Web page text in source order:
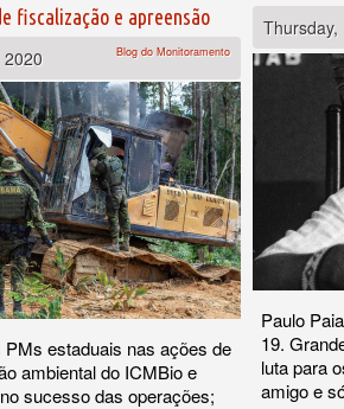
fiscalização e apreensão
2020
Blog do Monitoramento
estaduais nas ações de
ambiental do ICMBio e
sucesso das operações;
Paulo
19.
luta para
amigo e